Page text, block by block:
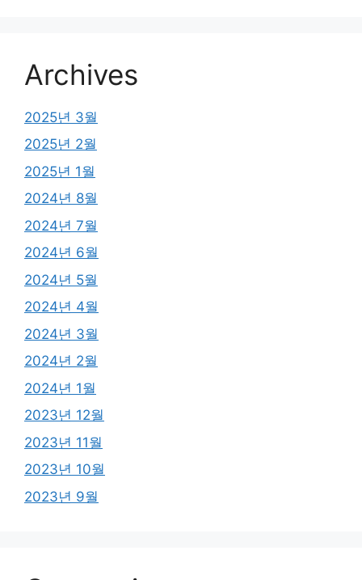
Archives
2025년 3월
2025년 2월
2025년 1월
2024년 8월
2024년 7월
2024년 6월
2024년 5월
2024년 4월
2024년 3월
2024년 2월
2024년 1월
2023년 12월
2023년 11월
2023년 10월
2023년 9월